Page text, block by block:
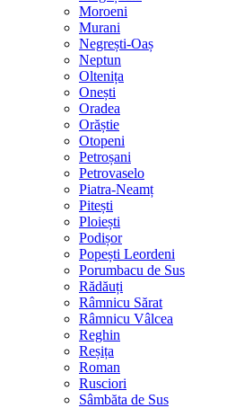
Moroeni
Murani
Negrești-Oaș
Neptun
Oltenița
Onești
Oradea
Orăștie
Otopeni
Petroșani
Petrovaselo
Piatra-Neamț
Pitești
Ploiești
Podișor
Popești Leordeni
Porumbacu de Sus
Rădăuți
Râmnicu Sărat
Râmnicu Vâlcea
Reghin
Reșița
Roman
Rusciori
Sâmbăta de Sus